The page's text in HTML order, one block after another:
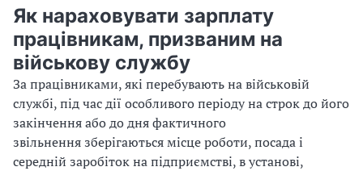
Як нараховувати зарплату
працівникам, призваним на
військову службу
За працівниками, які перебувають на військовій
службі, під час дії особливого періоду на строк до його
закінчення або до дня фактичного
звільнення зберігаються місце роботи, посада і
середній заробіток на підприємстві, в установі,